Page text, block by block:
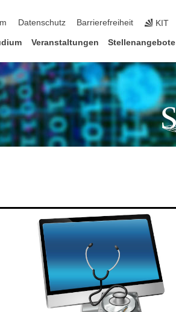
Datenschutz Barrierefreiheit KIT
Veranstaltungen Stellenangebote